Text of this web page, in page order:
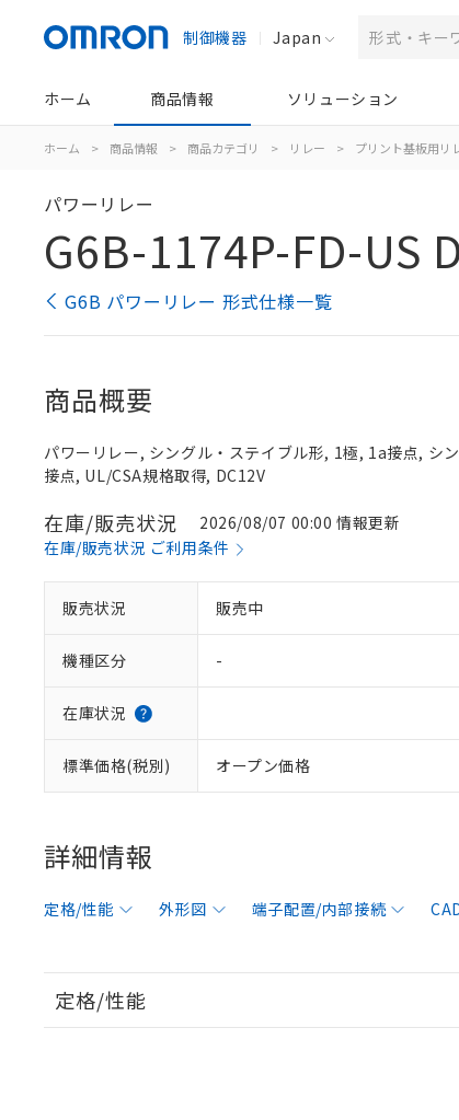
制御機器 Japan
ホーム 商品情報 ソリューション
ホーム > 商品情報 > 商品カテゴリ > リレー > プリント基板用リ
パワーリレー
G6B-1174P-FD-US
G6B パワーリレー 形式仕様一覧
商品概要
パワーリレー, シングル・ステイブル形, 1極, 1a接点, シ
接点, UL/CSA規格取得, DC12V
在庫/販売状況
2026/08/07 00:00 情報更新
在庫/販売状況 ご利用条件
販売状況 販売中
機種区分 -
在庫状況
標準価格(税別) オープン価格
詳細情報
定格/性能 外形図 端子配置/内部接続
定格/性能